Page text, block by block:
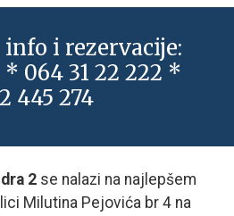
i rezervacije:
* 064 31 22 222 *
445 274
2 se nalazi na najlepšem
Milutina Pejovića br 4 na